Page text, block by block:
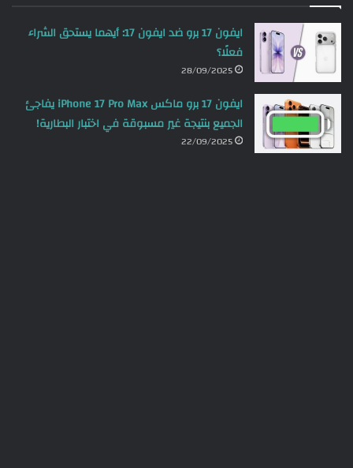
ايفون 17 برو ضد ايفون 17: أيهما يستحق الشراء
فعلًا؟
28/09/2025
ايفون 17 برو ماكس iPhone 17 Pro Max يفاجئ
الجميع بنتيجة غير مسبوقة في اختبار البطارية!
22/09/2025